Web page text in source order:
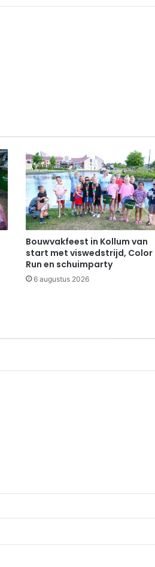
Bouwvakfeest in Kollum van
start met viswedstrijd, Color
Run en schuimparty
6 augustus 2026